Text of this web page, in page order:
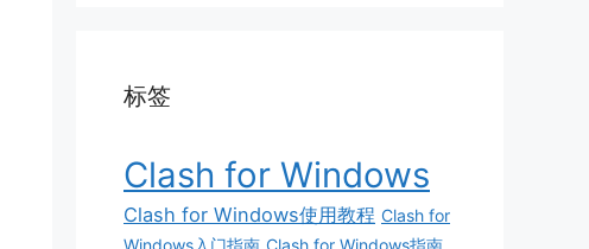
标签
Clash for Windows
Clash for Windows使用教程 Clash for
Windows入门指南 Clash for Windows指南